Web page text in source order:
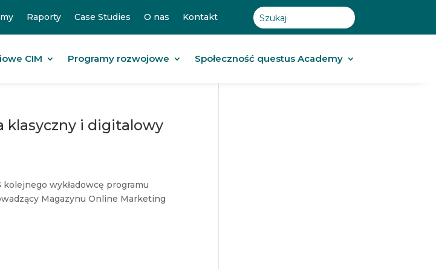
Raporty Case Studies O nas Kontakt
CIM Programy rozwojowe Społeczność questus Academy
klasyczny i digitalowy
wykładowcę programu
Magazynu Online Marketing